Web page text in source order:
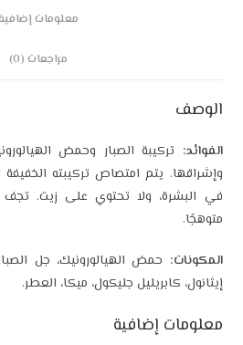
معلومات
مراجعات (0)
الوصف
الفوائد: تركيبة الصبار وحمض
وإشراقها. يتم امتصاص تركيبته الخفيفة
في البشرة، ولا تحتوي على زيت.
متوهجًا.
المكونات: حمض الهيالورونيك، جل
إيثانول، كابريليل جليكول، ميكا، العطر.
معلومات إضافية